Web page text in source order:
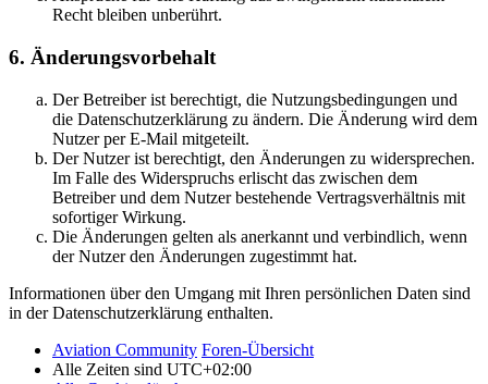
Recht bleiben unberührt.
6. Änderungsvorbehalt
Der Betreiber ist berechtigt, die Nutzungsbedingungen und
die Datenschutzerklärung zu ändern. Die Änderung wird dem
Nutzer per E-Mail mitgeteilt.
Der Nutzer ist berechtigt, den Änderungen zu widersprechen.
Im Falle des Widerspruchs erlischt das zwischen dem
Betreiber und dem Nutzer bestehende Vertragsverhältnis mit
sofortiger Wirkung.
Die Änderungen gelten als anerkannt und verbindlich, wenn
der Nutzer den Änderungen zugestimmt hat.
Informationen über den Umgang mit Ihren persönlichen Daten sind
in der Datenschutzerklärung enthalten.
Aviation Community Foren-Übersicht
Alle Zeiten sind UTC+02:00